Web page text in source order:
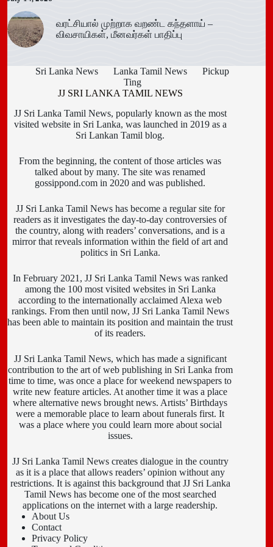
வரட்சியால் முற்றாக வறண்ட கந்தளாய் –
விவசாயிகள், மீனவர்கள் பாதிப்பு
Sri Lanka News Lanka Tamil News
Pickup
Ting
JJ SRI LANKA TAMIL NEWS
JJ Sri Lanka Tamil News, popularly known as the most
visited website in Sri Lanka, was launched in 2019 as a
Sri Lankan Tamil blog.
From the beginning, the content of those articles was
talked about by many. The site was renamed
gossippond.com in 2020 and was published.
JJ Sri Lanka Tamil News has become a regular site for
readers as it investigates the day-to-day controversies of
the country, along with readers’ conversations, and is a
mirror that reveals information within the field of art and
politics in Sri Lanka.
In February 2021, JJ Sri Lanka Tamil News was ranked
among the 100 most visited websites in Sri Lanka
according to the internationally acclaimed Alexa web
rankings. From then until now, JJ Sri Lanka Tamil News
has been able to maintain its position and maintain the trust
of its readers.
JJ Sri Lanka Tamil News, which has made a significant
contribution to the art of web publishing in Sri Lanka from
time to time, was once a place for weekend newspapers to
write new feature articles. At another time it was a place
where alternative news brought news. Artists’ Birthdays
were a memorable place to learn about funerals first. It
was a place where you could learn more about social
issues.
JJ Sri Lanka Tamil News creates dialogue in the country
as it is a place that allows readers’ opinion without any
restrictions. It is against this background that JJ Sri Lanka
Tamil News has become one of the most searched
applications on the internet with a large readership.
About Us
Contact
Privacy Policy